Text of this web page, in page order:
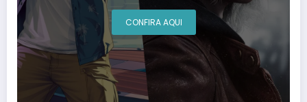
CONFIRA AQUI